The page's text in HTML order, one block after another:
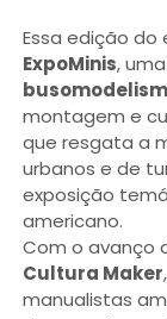
Essa edição
ExpoMinis,
montagem e
que resgata a
urbanos e de
exposição
americano.
Com o avanço
Cultura Maker
manualistas